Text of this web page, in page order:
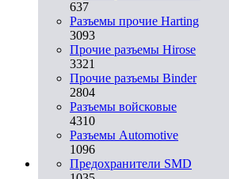
637
Разъемы прочие Harting
3093
Прочие разъемы Hirose
3321
Прочие разъемы Binder
2804
Разъемы войсковые
4310
Разъeмы Automotive
1096
Предохранители SMD